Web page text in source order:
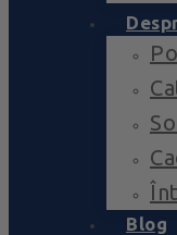
Blog